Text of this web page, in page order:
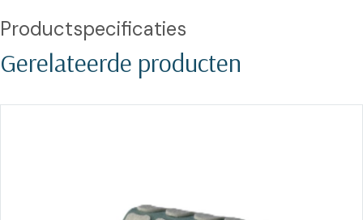
Productspecificaties
Gerelateerde producten